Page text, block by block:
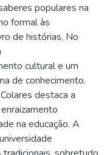
populares na
formal às
de histórias, No
cultural e um
de conhecimento.
destaca a
na educação. A